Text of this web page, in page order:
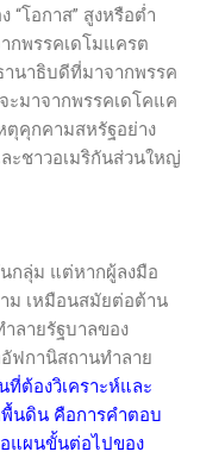
“โอกาส” สูงหรือต่ำ
กพรรคเดโมแครต
านาธิบดีที่มาจากพรรค
มาจากพรรคเดโคแค
ตุคุกคามสหรัฐอย่าง
ะชาวอเมริกันส่วนใหญ่
ลุ่ม แต่หากผู้ลงมือ
ม เหมือนสมัยต่อต้าน
ลายรัฐบาลของ
ฟกานิสถานทำลาย
ที่ต้องวิเคราะห์และ
พื้นดิน คือการคำตอบ
แผนขั้นต่อไปของ